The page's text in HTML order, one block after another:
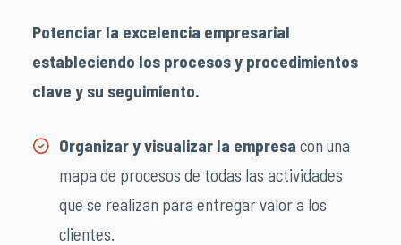
Potenciar la excelencia empresarial
estableciendo los procesos y procedimientos
clave y su seguimiento.
Organizar y visualizar la empresa con una
mapa de procesos de todas las actividades
que se realizan para entregar valor a los
clientes.